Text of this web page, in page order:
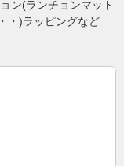
ランチョンマット
ラッピングなど